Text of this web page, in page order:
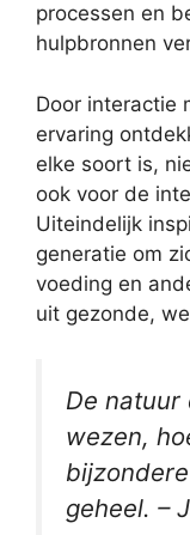
processen en
hulpbronnen
Door interactie
ervaring
elke soort is,
ook voor de
Uiteindelijk
generatie om
voeding en
uit gezonde,
De natuur
wezen,
geheel. –